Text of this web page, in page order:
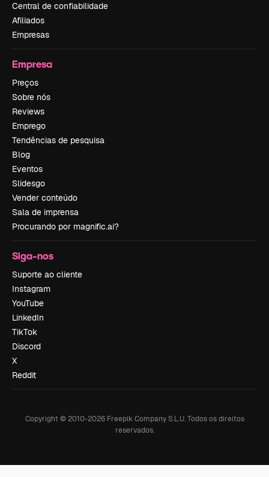
Central de confiabilidade
Afiliados
Empresas
Empresa
Preços
Sobre nós
Reviews
Emprego
Tendências de pesquisa
Blog
Eventos
Slidesgo
Vender conteúdo
Sala de imprensa
Procurando por magnific.ai?
Siga-nos
Suporte ao cliente
Instagram
YouTube
LinkedIn
TikTok
Discord
X
Reddit
Copyright © 2010-2026Freepik Company S.L.U. Todos os direitos
reservados.